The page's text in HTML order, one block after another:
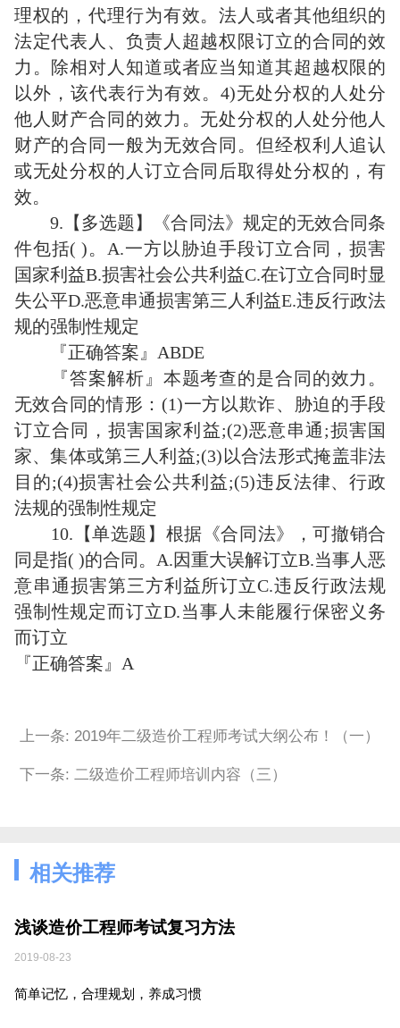
理权的，代理行为有效。法人或者其他组织的
法定代表人、负责人超越权限订立的合同的效
力。除相对人知道或者应当知道其超越权限的
以外，该代表行为有效。4)无处分权的人处分
他人财产合同的效力。无处分权的人处分他人
财产的合同一般为无效合同。但经权利人追认
或无处分权的人订立合同后取得处分权的，有
效。
9.【多选题】《合同法》规定的无效合同条
件包括( )。A.一方以胁迫手段订立合同，损害
国家利益B.损害社会公共利益C.在订立合同时显
失公平D.恶意串通损害第三人利益E.违反行政法
规的强制性规定
『正确答案』ABDE
『答案解析』本题考查的是合同的效力。
无效合同的情形：(1)一方以欺诈、胁迫的手段
订立合同，损害国家利益;(2)恶意串通;损害国
家、集体或第三人利益;(3)以合法形式掩盖非法
目的;(4)损害社会公共利益;(5)违反法律、行政
法规的强制性规定
10.【单选题】根据《合同法》，可撤销合
同是指( )的合同。A.因重大误解订立B.当事人恶
意串通损害第三方利益所订立C.违反行政法规
强制性规定而订立D.当事人未能履行保密义务
而订立
『正确答案』A
上一条: 2019年二级造价工程师考试大纲公布！（一）
下一条: 二级造价工程师培训内容（三）
相关推荐
浅谈造价工程师考试复习方法
2019-08-23
简单记忆，合理规划，养成习惯